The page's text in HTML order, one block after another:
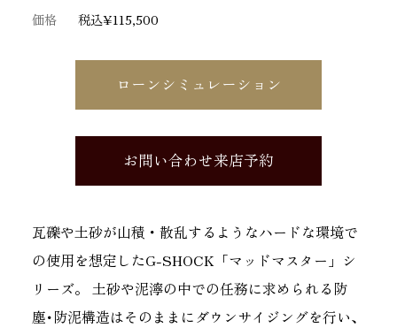
価格
税込¥115,500
ローンシミュレーション
お問い合わせ来店予約
瓦礫や土砂が山積・散乱するようなハードな環境で
の使用を想定したG-SHOCK「マッドマスター」シ
リーズ。 土砂や泥濘の中での任務に求められる防
塵･防泥構造はそのままにダウンサイジングを行い、